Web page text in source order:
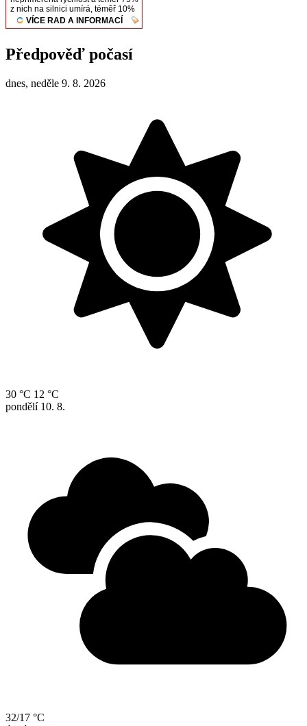
Předpověď počasí
dnes, neděle 9. 8. 2026
30 °C 12 °C
pondělí 10. 8.
32/17 °C